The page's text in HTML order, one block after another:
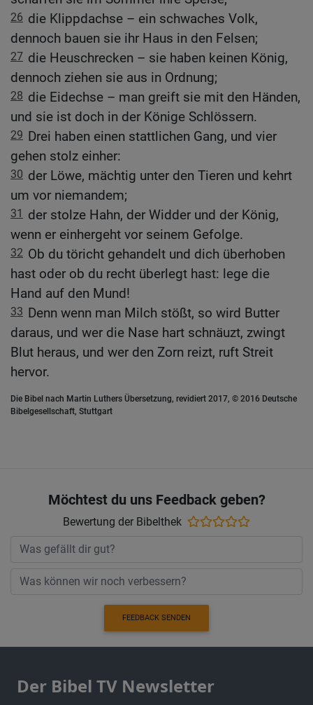
26 die Klippdachse – ein schwaches Volk,
dennoch bauen sie ihr Haus in den Felsen;
27 die Heuschrecken – sie haben keinen König,
dennoch ziehen sie aus in Ordnung;
28 die Eidechse – man greift sie mit den Händen,
und sie ist doch in der Könige Schlössern.
29 Drei haben einen stattlichen Gang, und vier
gehen stolz einher:
30 der Löwe, mächtig unter den Tieren und kehrt
um vor niemandem;
31
der stolze Hahn, der Widder und der König,
wenn er einhergeht vor seinem Gefolge.
32 Ob du töricht gehandelt und dich überhoben
hast oder ob du recht überlegt hast: lege die
Hand auf den Mund!
33 Denn wenn man Milch stößt, so wird Butter
daraus, und wer die Nase hart schnäuzt, zwingt
Blut heraus, und wer den Zorn reizt, ruft Streit
hervor.
Die Bibel nach Martin Luthers Übersetzung, revidiert 2017, © 2016 Deutsche
Bibelgesellschaft, Stuttgart
Möchtest du uns Feedback geben?
Bewertung der Bibelthek
FEEDBACK SENDEN
Der Bibel TV Newsletter